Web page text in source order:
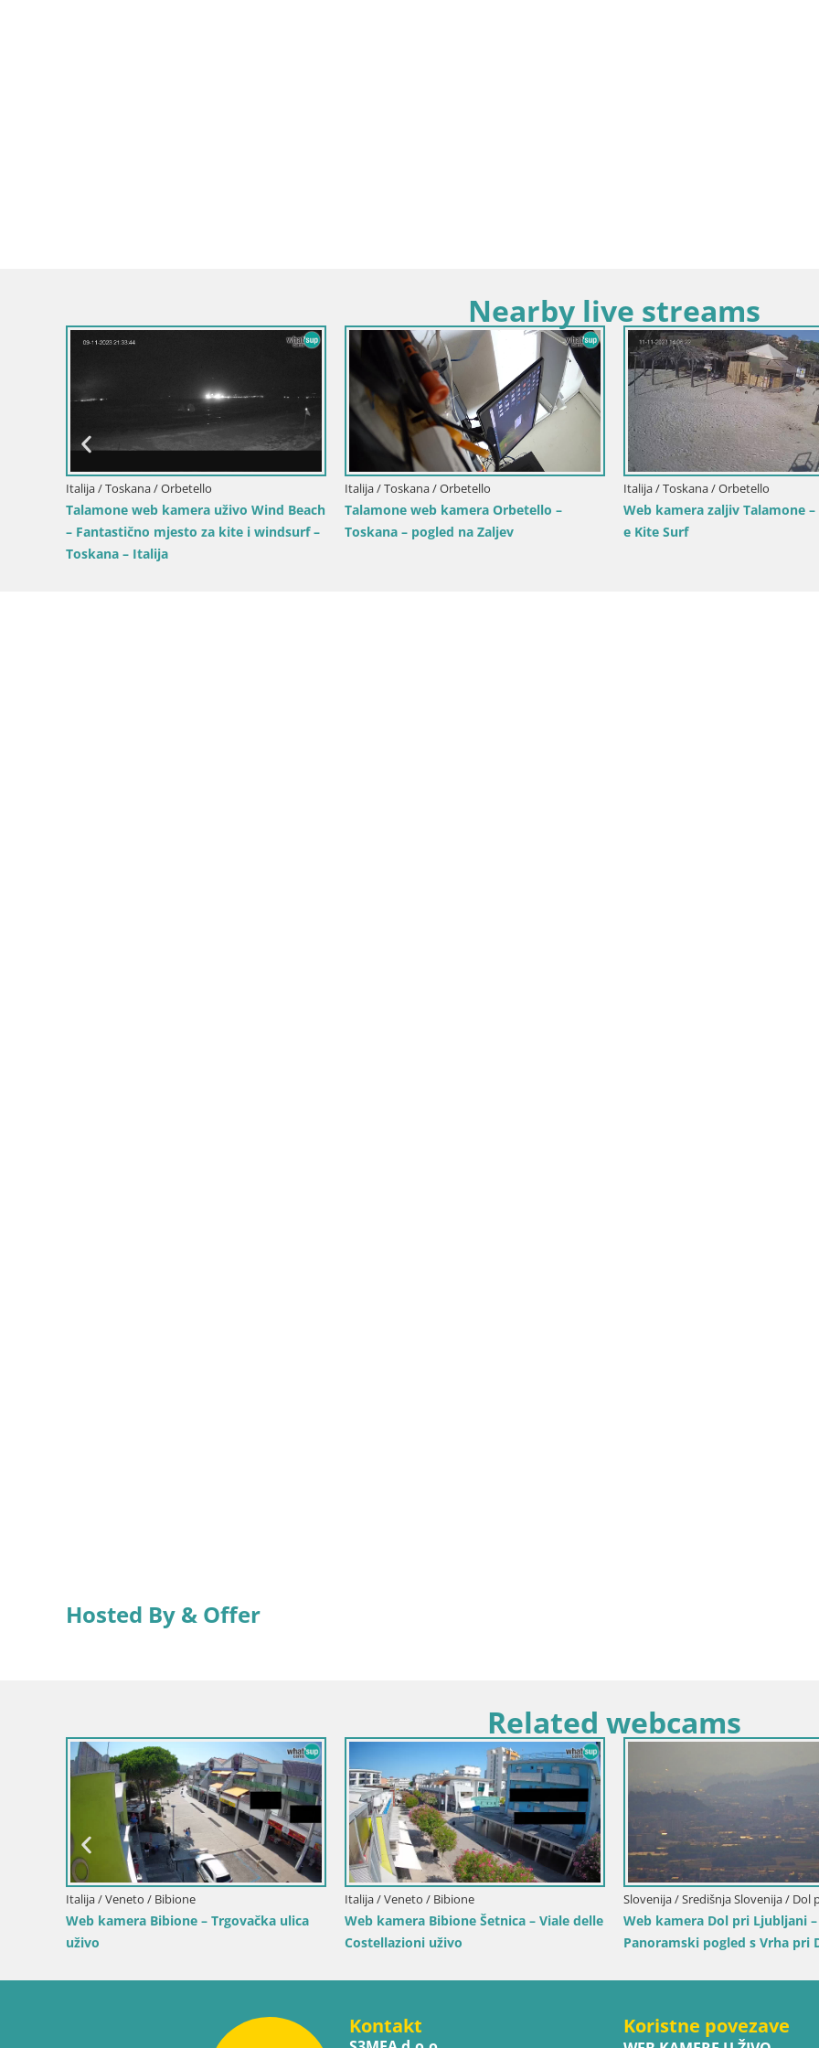
Nearby live streams
Italija / Toskana / Villafranca in Lunigiana
Oaza Conca del Merizzo Conca –
Lunigiana – Massa Carrara
Italija / Toskana / Orbetello
Talamone webcam – Hibiscus Escola de
surf
Italija / Toskana / Orbetello
Web kamera Talamone –
Aldobrandesca
Hosted By & Offer
Related webcams
– Pogled
Hrvatska / Istra / Mošćenička Draga
Web kamera centar Mošćeničke Drage –
Pogled uživo
Italija / Ličko-Senjska / Senj
Writers’ Park Webcam Senj – Live by the
Sea
Hrvatska / Ličko-
Kamera uživo
Velebitski kanal
Kontakt Koristne povezave